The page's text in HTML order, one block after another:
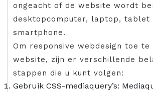
ongeacht of de website wordt
desktopcomputer, laptop, tablet
smartphone.
Om responsive webdesign toe te
website, zijn er verschillende
stappen die u kunt volgen:
Gebruik CSS-mediaquery’s: